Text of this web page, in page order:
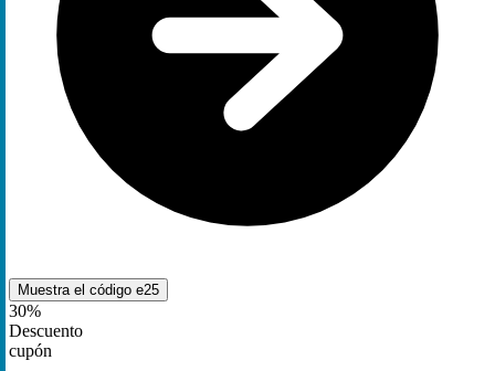
Muestra el código e25
30%
Descuento
cupón